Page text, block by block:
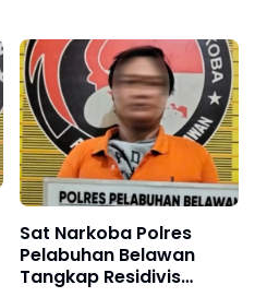
Sat Narkoba Polres
Pelabuhan Belawan
Tangkap Residivis